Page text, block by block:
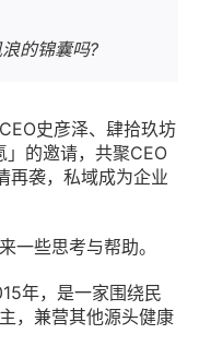
的锦囊吗?
史彦泽、肆拾玖坊
的邀请，共聚CEO
再袭，私域成为企业
一些思考与帮助。
年，是一家围绕民
，兼营其他源头健康